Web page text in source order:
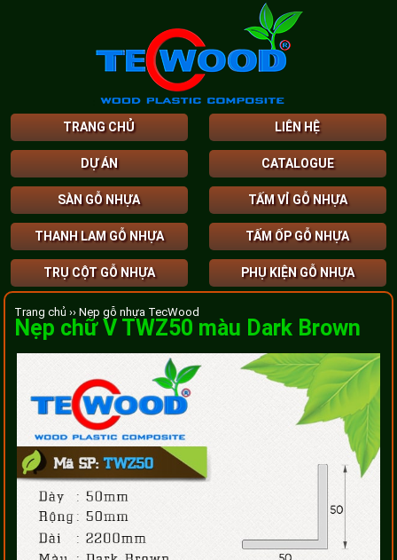
TRANG CHỦ LIÊN HỆ
DỰ ÁN CATALOGUE
SÀN GỖ NHỰA TẤM VỈ GỖ NHỰA
THANH LAM GỖ NHỰA TẤM ỐP GỖ NHỰA
TRỤ CỘT GỖ NHỰA PHỤ KIỆN GỖ NHỰA
Trang chủ ›› Nẹp gỗ nhựa TecWood
Nẹp chữ V TWZ50 màu Dark Brown